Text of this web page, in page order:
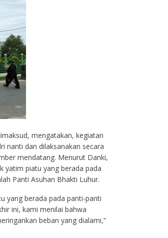
mengatakan, kegiatan
nanti dan dilaksanakan secara
mendatang. Menurut Danki,
yatim piatu yang berada pada
Panti Asuhan Bhakti Luhur.
yang berada pada panti-panti
ini, kami menilai bahwa
beban yang dialami,”